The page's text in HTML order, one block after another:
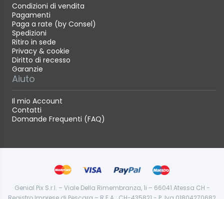
Condizioni di vendita
Pagamenti
Paga a rate (by Consel)
Spedizioni
Ritiro in sede
Privacy & cookie
Diritto di recesso
Garanzie
Aiuto
Il mio Account
Contatti
Domande Frequenti (FAQ)
Genial Pix S.r.l. – Viale Della Rimembranza, 1i – 66041 Atessa CH -